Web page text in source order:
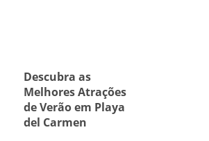
Descubra as
Melhores Atrações
de Verão em Playa
del Carmen